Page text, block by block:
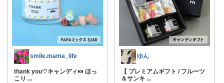
smile.mama_life
thank you♡キャンディ🍬 ほっ
こり ...
ゆん
【 プレミアムギフト / フルーツ
＆サンキ ...